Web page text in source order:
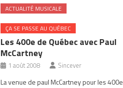
ACTUALITÉ MUSICALE
ÇA SE PASSE AU QUÉBEC
Les 400e de Québec avec Paul
McCartney
1 août 2008 Sincever
La venue de paul McCartney pour les 400e